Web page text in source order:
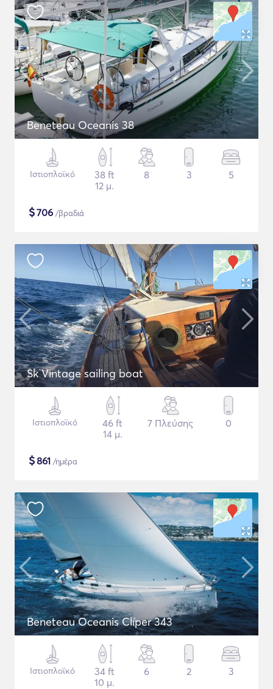
Beneteau Oceanis 38
Ιστιοπλοϊκό
38 ft
12 μ.
8 3 5
$706 /βραδιά
Sk Vintage sailing boat
Ιστιοπλοϊκό
46 ft
14 μ.
7 Πλεύσης 0
$861 /ημέρα
Beneteau Oceanis Clíper 343
Ιστιοπλοϊκό
34 ft
10 μ.
6 2 3